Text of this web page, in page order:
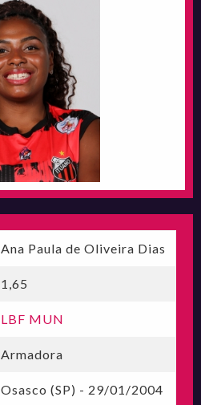
Ana Paula de Oliveira Dias
1,65
LBF MUN
Armadora
Osasco (SP) - 29/01/2004